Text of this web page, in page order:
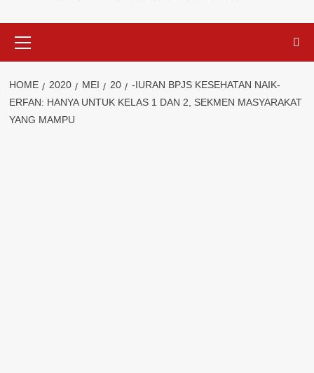
Menu
HOME 2020 MEI 20
-IURAN BPJS KESEHATAN NAIK-
ERFAN: HANYA UNTUK KELAS 1 DAN 2, SEKMEN MASYARAKAT
YANG MAMPU